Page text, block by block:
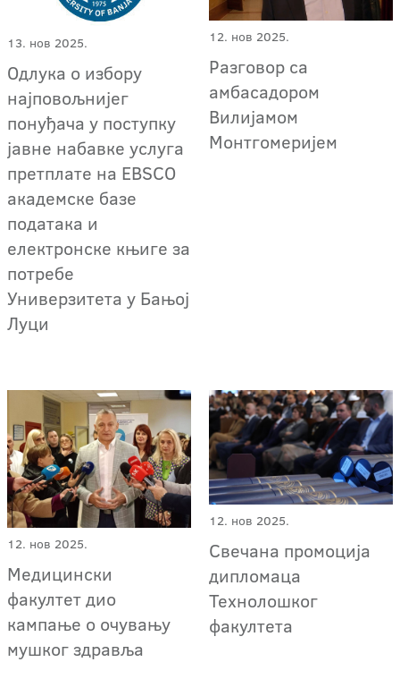
13. нов 2025.
Одлука о избору
најповољнијег
понуђача у поступку
јавне набавке услуга
претплате на EBSCO
академске базе
података и
електронске књиге за
потребе
Универзитета у Бањој
Луци
12. нов 2025.
Разговор са
амбасадором
Вилијамом
Монтгомеријем
12. нов 2025.
Медицински
факултет дио
кампање о очувању
мушког здравља
12. нов 2025.
Свечана промоција
дипломаца
Технолошког
факултета